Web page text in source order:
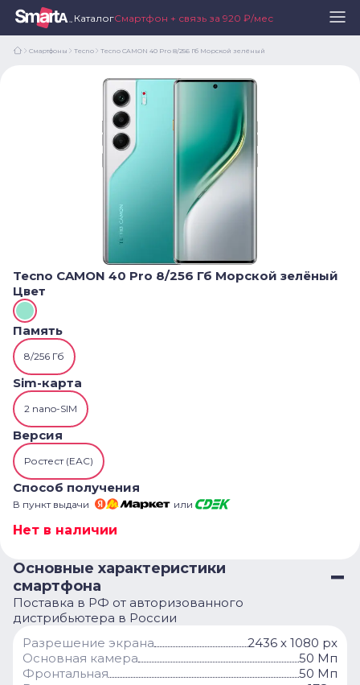
КаталогСмартфон + связь за 920 ₽/мес
Смартфоны Tecno Tecno CAMON 40 Pro 8/256 Гб Морской зелёный
Tecno CAMON 40 Pro 8/256 Гб Морской зелёный
Цвет
Память
8/256 Гб
Sim-карта
2 nano-SIM
Версия
Ростест (ЕАС)
Способ получения
В пункт выдачи или
Нет в наличии
Основные характеристики
смартфона
Поставка в РФ от авторизованного
дистрибьютера в России
Разрешение экрана
2436 х 1080 px
Основная камера
50 Мп
Фронтальная
50 Мп